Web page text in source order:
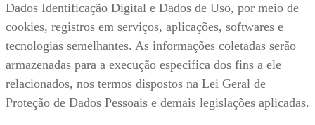
Dados Identificação Digital e Dados de Uso, por meio de
cookies, registros em serviços, aplicações, softwares e
tecnologias semelhantes. As informações coletadas serão
armazenadas para a execução especifica dos fins a ele
relacionados, nos termos dispostos na Lei Geral de
Proteção de Dados Pessoais e demais legislações aplicadas.